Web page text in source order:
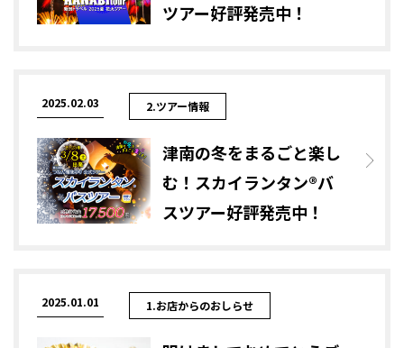
ツアー好評発売中！
2025.02.03 2.ツアー情報
津南の冬をまるごと楽し
む！スカイランタン®バ
スツアー好評発売中！
2025.01.01 1.お店からのおしらせ